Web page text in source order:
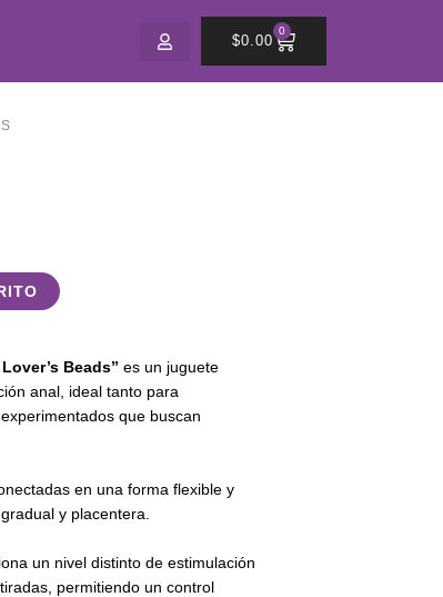
$0.00
0
CART
Beads” es un juguete
anal, ideal tanto para
que buscan
en una forma flexible y
y placentera.
un nivel distinto de estimulación
permitiendo un control